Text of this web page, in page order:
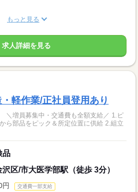
もっと見る
求人詳細を見る
軽作業/正社員登用あり
増員募集中・交通費も全額支給／ 1.ピ
品をピック＆所定位置に供給 2.組立
品
区/市大医学部駅（徒歩 3分）
円 交通費一部支給